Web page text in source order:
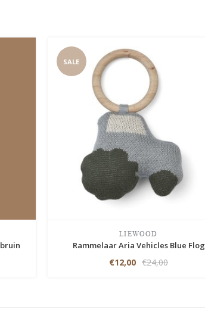
SALE
LIEWOOD
Rammelaar Aria Vehicles Blue Flog
€12,00 €24,00